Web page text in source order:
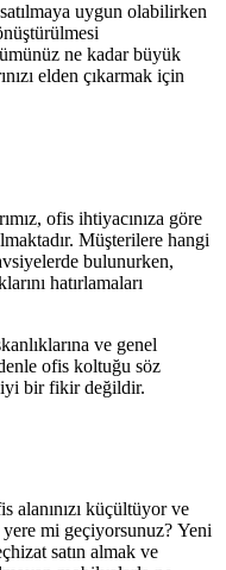
uygun olabilirken
ne kadar büyük
elden çıkarmak için
ofis ihtiyacınıza göre
Müşterilere hangi
bulunurken,
hatırlamaları
ve genel
ofis koltuğu söz
bir fikir değildir.
alanınızı küçültüyor ve
mi geçiyorsunuz? Yeni
satın almak ve